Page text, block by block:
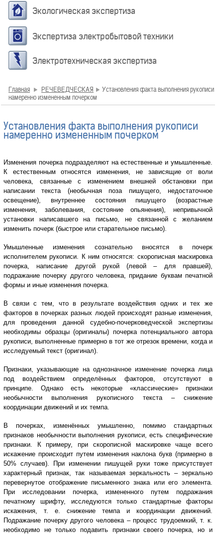
Экологическая экспертиза
Экспертиза электробытовой техники
Электротехническая экспертиза
Главная РЕЧЕВЕДЧЕСКАЯ
Установления факта выполнения рукописи
намеренно измененным почерком
Установления факта выполнения рукописи
намеренно измененным почерком
Изменения почерка подразделяют на естественные и умышленные.
К естественным относятся изменения, не зависящие от воли
человека, связанные с изменением внешней обстановки при
написании текста (необычная поза пишущего, недостаточное
освещение), внутреннее состояния пишущего (возрастные
изменения, заболевания, состояние опьянения), непривычной
установки написавшего на письмо, не связанной с желанием
изменить почерк (быстрое или старательное письмо).
Умышленные изменения сознательно вносятся в почерк
исполнителем рукописи. К ним относятся: скорописная маскировка
почерка, написание другой рукой (левой – для правшей),
подражание почерку другого человека, придание буквам печатной
формы и иные изменения почерка.
В связи с тем, что в результате воздействия одних и тех же
факторов в почерках разных людей происходят разные изменения,
для проведения данной судебно-почерковедческой экспертизы
необходимы образцы (оригиналы) почерка потенциального автора
рукописи, выполненные примерно в тот же отрезок времени, когда и
исследуемый текст (оригинал).
Признаки, указывающие на однозначное изменение почерка лица
под воздействием определённых факторов, отсутствуют в
принципе. Однако есть некоторые «классические» признаки
необычности выполнения рукописного текста – снижение
координации движений и их темпа.
В почерках, изменённых умышленно, помимо стандартных
признаков необычности выполнения рукописи, есть специфические
признаки. К примеру, при скорописной маскировке чаще всего
искажение происходит путем изменения наклона букв (примерно в
50% случаев). При изменении пишущей руки тоже присутствует
характерный признак, так называемая зеркальность – зеркально
перевернутое отображение письменного знака или его элемента.
При исследовании почерка, измененного путем подражания
печатному шрифту, исследуются только стандартные факторы
искажения, т. е. снижение темпа и координации движений.
Подражание почерку другого человека – процесс трудоемкий, т. к.
необходимо не только подавить признаки своего почерка, но и